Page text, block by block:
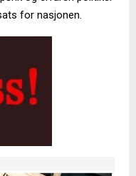
for nasjonen.